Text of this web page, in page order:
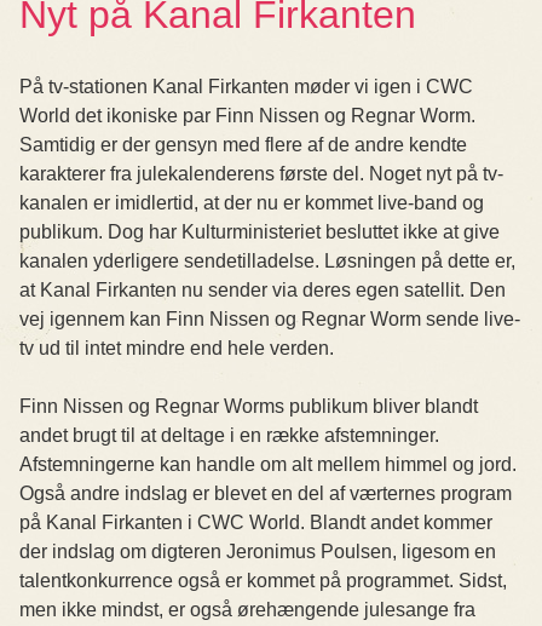
Nyt på Kanal Firkanten
På tv-stationen Kanal Firkanten møder vi igen i CWC
World det ikoniske par Finn Nissen og Regnar Worm.
Samtidig er der gensyn med flere af de andre kendte
karakterer fra julekalenderens første del. Noget nyt på tv-
kanalen er imidlertid, at der nu er kommet live-band og
publikum. Dog har Kulturministeriet besluttet ikke at give
kanalen yderligere sendetilladelse. Løsningen på dette er,
at Kanal Firkanten nu sender via deres egen satellit. Den
vej igennem kan Finn Nissen og Regnar Worm sende live-
tv ud til intet mindre end hele verden.
Finn Nissen og Regnar Worms publikum bliver blandt
andet brugt til at deltage i en række afstemninger.
Afstemningerne kan handle om alt mellem himmel og jord.
Også andre indslag er blevet en del af værternes program
på Kanal Firkanten i CWC World. Blandt andet kommer
der indslag om digteren Jeronimus Poulsen, ligesom en
talentkonkurrence også er kommet på programmet. Sidst,
men ikke mindst, er også ørehængende julesange fra